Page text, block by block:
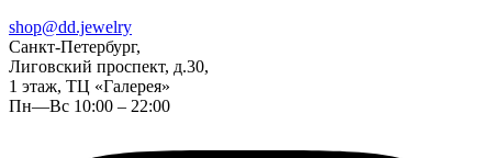
shop@dd.jewelry
Санкт-Петербург,
Лиговский проспект, д.30,
1 этаж, ТЦ «Галерея»
Пн—Вс 10:00 – 22:00